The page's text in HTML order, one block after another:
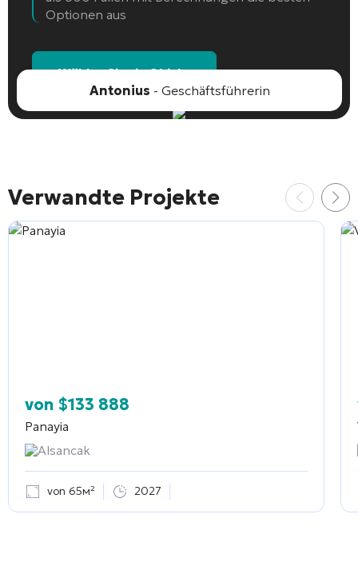
Optionen aus
Wählen Sie ein Objekt
Antonius - Geschäftsführerin
Verwandte Projekte
von $133 888
Panayia
Alsancak
von 65м² 2027